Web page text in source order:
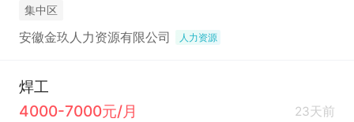
集中区
安徽金玖人力资源有限公司 人力资源
焊工
4000-7000元/月
23天前